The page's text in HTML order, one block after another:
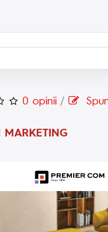
0 opinii /
MARKETING